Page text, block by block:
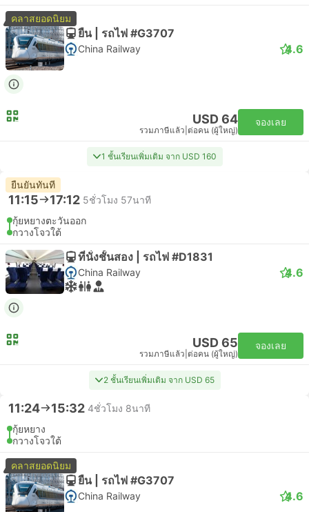
คลาสยอดนิยม
ยืน | รถไฟ #G3707
China Railway 4.6
USD 64
รวมภาษีแล้ว ต่อคน (ผู้ใหญ่)
จองเลย
1 ชั้นเรียนเพิ่มเติม จาก USD 160
ยืนยันทันที
11:15 17:12 5ชั่วโมง 57นาที
กุ้ยหยางตะวันออก
กวางโจวใต้
ที่นั่งชั้นสอง | รถไฟ #D1831
China Railway 4.6
USD 65
รวมภาษีแล้ว ต่อคน (ผู้ใหญ่)
จองเลย
2 ชั้นเรียนเพิ่มเติม จาก USD 65
11:24 15:32 4ชั่วโมง 8นาที
กุ้ยหยาง
กวางโจวใต้
คลาสยอดนิยม
ยืน | รถไฟ #G3707
China Railway 4.6